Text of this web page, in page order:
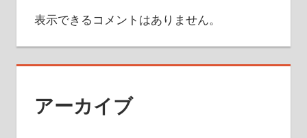
表示できるコメントはありません。
アーカイブ